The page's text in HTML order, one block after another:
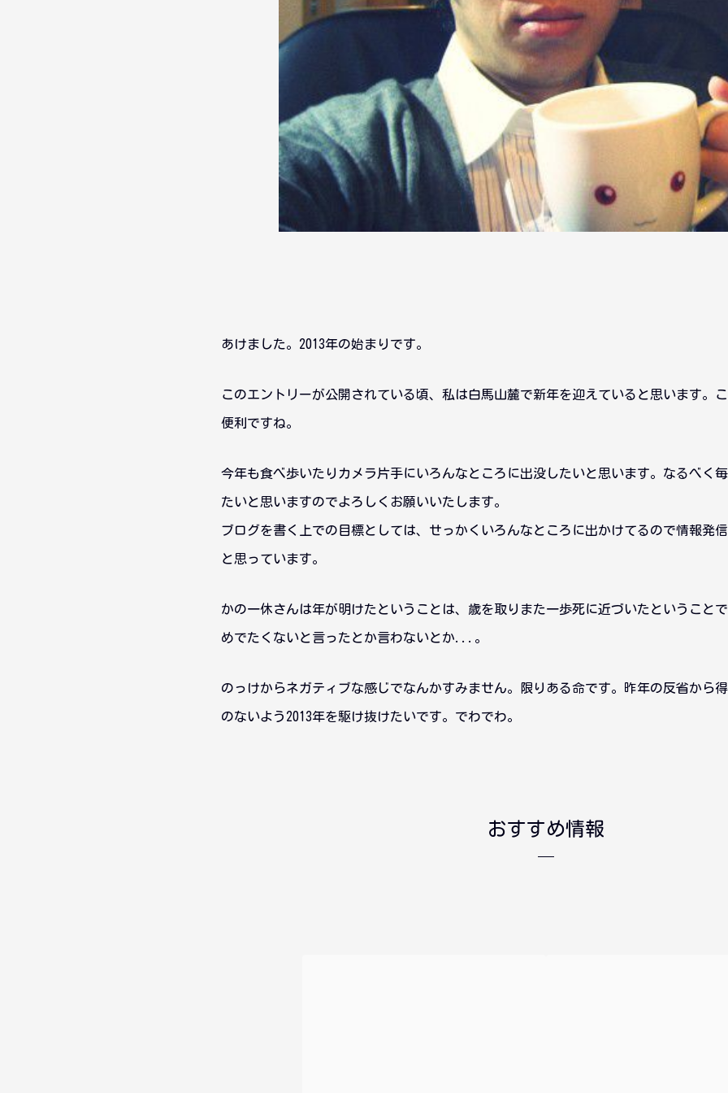
あけました。2013年の始まりです。
このエントリーが公開されている頃、私は白馬山麓で新年を迎えていると思います。
便利ですね。
今年も食べ歩いたりカメラ片手にいろんなところに出没したいと思います。なるべく
たいと思いますのでよろしくお願いいたします。
ブログを書く上での目標としては、せっかくいろんなところに出かけてるので情報発
と思っています。
かの一休さんは年が明けたということは、歳を取りまた一歩死に近づいたということ
めでたくないと言ったとか言わないとか...。
のっけからネガティブな感じでなんかすみません。限りある命です。昨年の反省から
のないよう2013年を駆け抜けたいです。でわでわ。
おすすめ情報